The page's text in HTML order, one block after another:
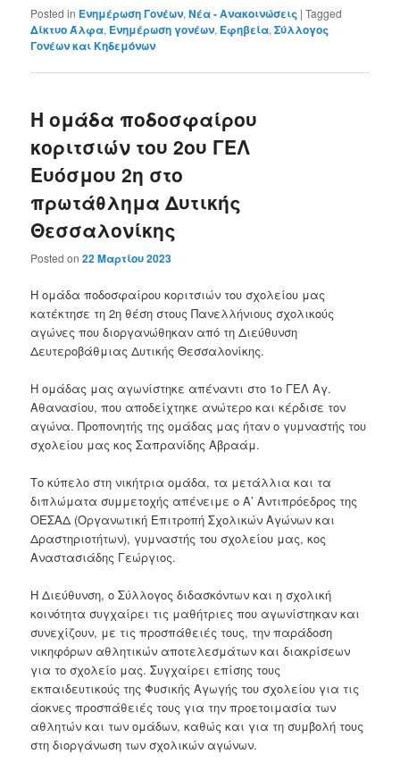
Posted in Ενημέρωση Γονέων,Νέα - Ανακοινώσεις |Tagged
Δίκτυο Άλφα, Ενημέρωση γονέων, Εφηβεία,Σύλλογος
Γονέων και Κηδεμόνων
Η ομάδα ποδοσφαίρου
κοριτσιών του 2ου ΓΕΛ
Ευόσμου 2η στο
πρωτάθλημα Δυτικής
Θεσσαλονίκης
Posted on22 Μαρτίου 2023
Η ομάδα ποδοσφαίρου κοριτσιών του σχολείου μας
κατέκτησε τη 2η θέση στους Πανελλήνιους σχολικούς
αγώνες που διοργανώθηκαν από τη Διεύθυνση
Δευτεροβάθμιας Δυτικής Θεσσαλονίκης.
Η ομάδας μας αγωνίστηκε απέναντι στο 1ο ΓΕΛ Αγ.
Αθανασίου, που αποδείχτηκε ανώτερο και κέρδισε τον
αγώνα. Προπονητής της ομάδας μας ήταν ο γυμναστής του
σχολείου μας κος Σαπρανίδης Αβραάμ.
Το κύπελο στη νικήτρια ομάδα, τα μετάλλια και τα
διπλώματα συμμετοχής απένειμε ο Α’ Αντιπρόεδρος της
ΟΕΣΑΔ (Οργανωτική Επιτροπή Σχολικών Αγώνων και
Δραστηριοτήτων), γυμναστής του σχολείου μας, κος
Αναστασιάδης Γεώργιος.
Η Διεύθυνση, ο Σύλλογος διδασκόντων και η σχολική
κοινότητα συγχαίρει τις μαθήτριες που αγωνίστηκαν και
συνεχίζουν, με τις προσπάθειές τους, την παράδοση
νικηφόρων αθλητικών αποτελεσμάτων και διακρίσεων
για το σχολείο μας. Συγχαίρει επίσης τους
εκπαιδευτικούς της Φυσικής Αγωγής του σχολείου για τις
άοκνες προσπάθειές τους για την προετοιμασία των
αθλητών και των ομάδων, καθώς και για τη συμβολή τους
στη διοργάνωση των σχολικών αγώνων.